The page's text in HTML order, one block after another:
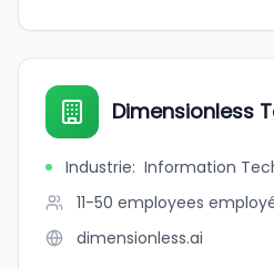
Dimensionless
Industrie: Information
11-50 employees
dimensionless.ai